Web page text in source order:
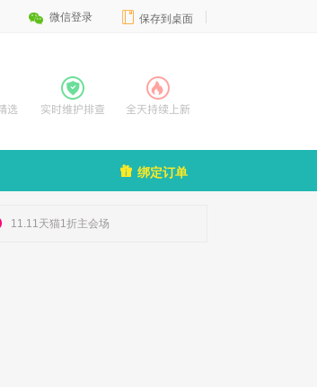
 微信登录  保存到桌面
 绑定订单
11.11天猫1折主会场